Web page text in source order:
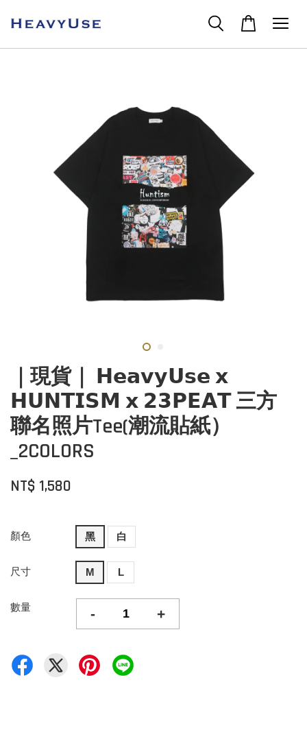
｜現貨｜ 𝗛𝗲𝗮𝘃𝘆𝗨𝘀𝗲 𝘅
𝗛𝗨𝗡𝗧𝗜𝗦𝗠 𝘅 𝟮𝟯𝗣𝗘𝗔𝗧 三方
聯名照片Tee(潮流貼紙）
_2COLORS
NT$ 1,580
顏色 黑 白
尺寸 M L
數量 - +